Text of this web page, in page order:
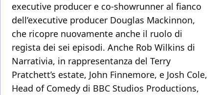
executive producer e co-showrunner al fianco
dell’executive producer Douglas Mackinnon,
che ricopre nuovamente anche il ruolo di
regista dei sei episodi. Anche Rob Wilkins di
Narrativia, in rappresentanza del Terry
Pratchett’s estate, John Finnemore, e Josh Cole,
Head of Comedy di BBC Studios Productions,